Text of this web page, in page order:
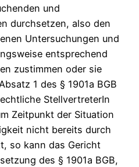
und
durchsetzen, also den
Untersuchungen und
entsprechend
zustimmen oder sie
1 des § 1901a BGB
StellvertreterIn
Zeitpunkt der Situation
nicht bereits durch
so kann das Gericht
des § 1901a BGB,